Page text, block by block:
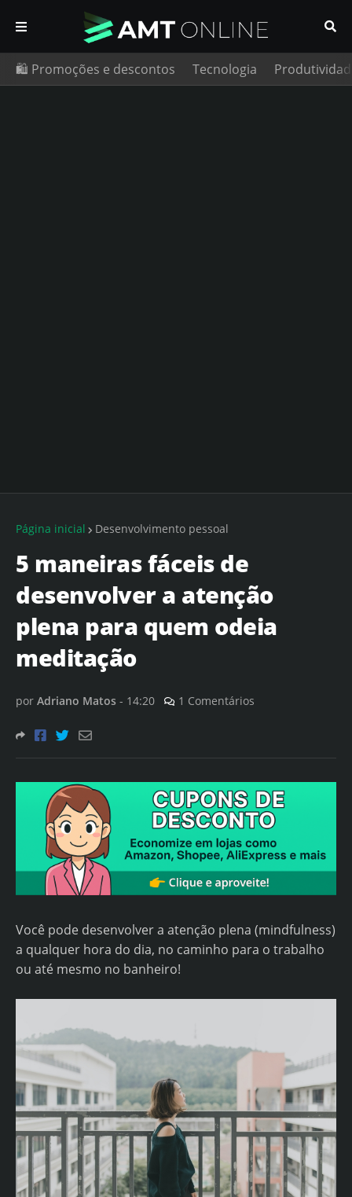
🛍️ Promoções e descontos Tecnologia
Página inicial Desenvolvimento pessoal
5 maneiras fáceis de
desenvolver a atenção
plena para quem odeia
meditação
por Adriano Matos - 14:20 1 Comentários
Você pode desenvolver a atenção plena (mindfulness)
a qualquer hora do dia, no caminho para o trabalho
ou até mesmo no banheiro!